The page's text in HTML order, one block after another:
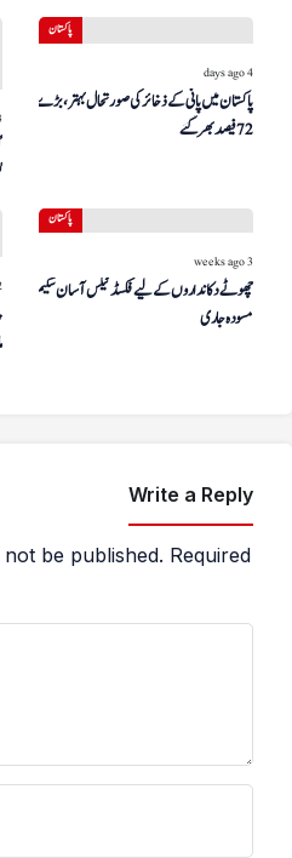
پاکستان
4 days ago
پاکستان میں پانی کے ذخائر کی صورتحال بہتر، بڑے ڈیم
72 فیصد بھر گئے
پاکستان
3 weeks ago
چھوٹے دکانداروں کے لیے فکسڈ ٹیکس آسان سکیم کا
مسودہ جاری
Write a Reply
be published. Required